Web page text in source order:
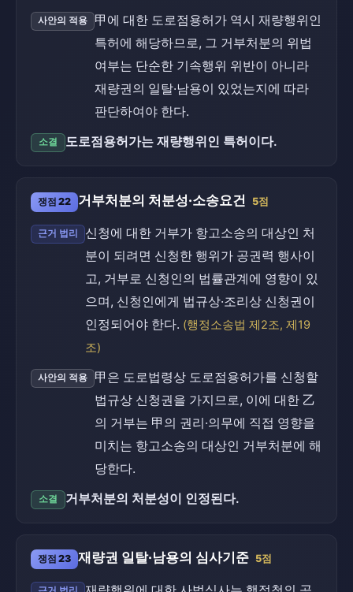
사안의 적용
甲에 대한 도로점용허가 역시 재량행위인
특허에 해당하므로, 그 거부처분의 위법
여부는 단순한 기속행위 위반이 아니라
재량권의 일탈·남용이 있었는지에 따라
판단하여야 한다.
소결 도로점용허가는 재량행위인 특허이다.
쟁점 22 거부처분의 처분성·소송요건 5점
근거 법리
신청에 대한 거부가 항고소송의 대상인 처
분이 되려면 신청한 행위가 공권력 행사이
고, 거부로 신청인의 법률관계에 영향이 있
으며, 신청인에게 법규상·조리상 신청권이
인정되어야 한다. (행정소송법 제2조, 제19
조)
사안의 적용
甲은 도로법령상 도로점용허가를 신청할
법규상 신청권을 가지므로, 이에 대한 乙
의 거부는 甲의 권리·의무에 직접 영향을
미치는 항고소송의 대상인 거부처분에 해
당한다.
소결 거부처분의 처분성이 인정된다.
쟁점 23 재량권 일탈·남용의 심사기준 5점